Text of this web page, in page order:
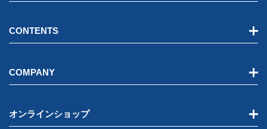
CONTENTS
COMPANY
オンラインショップ